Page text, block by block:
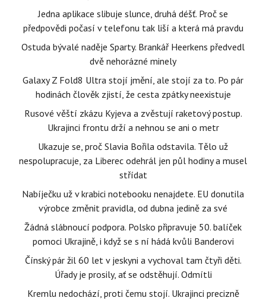
Jedna aplikace slibuje slunce, druhá déšť. Proč se
předpovědi počasí v telefonu tak liší a která má pravdu
Ostuda bývalé naděje Sparty. Brankář Heerkens předvedl
dvě nehorázné minely
Galaxy Z Fold8 Ultra stojí jmění, ale stojí za to. Po pár
hodinách člověk zjistí, že cesta zpátky neexistuje
Rusové věští zkázu Kyjeva a zvěstují raketový postup.
Ukrajinci frontu drží a nehnou se ani o metr
Ukazuje se, proč Slavia Bořila odstavila. Tělo už
nespolupracuje, za Liberec odehrál jen půl hodiny a musel
střídat
Nabíječku už v krabici notebooku nenajdete. EU donutila
výrobce změnit pravidla, od dubna jedině za své
Žádná slábnoucí podpora. Polsko připravuje 50. balíček
pomoci Ukrajině, i když se s ní hádá kvůli Banderovi
Čínský pár žil 60 let v jeskyni a vychoval tam čtyři děti.
Úřady je prosily, ať se odstěhují. Odmítli
Kremlu nedochází, proti čemu stojí. Ukrajinci precizně